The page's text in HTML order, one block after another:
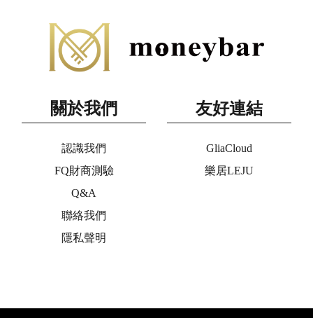
關於我們
認識我們
FQ財商測驗
Q&A
聯絡我們
隱私聲明
友好連結
GliaCloud
樂居LEJU